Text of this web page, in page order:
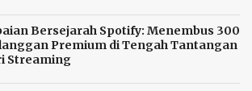
Bersejarah Spotify: Menembus 300
Premium di Tengah Tantangan
Streaming